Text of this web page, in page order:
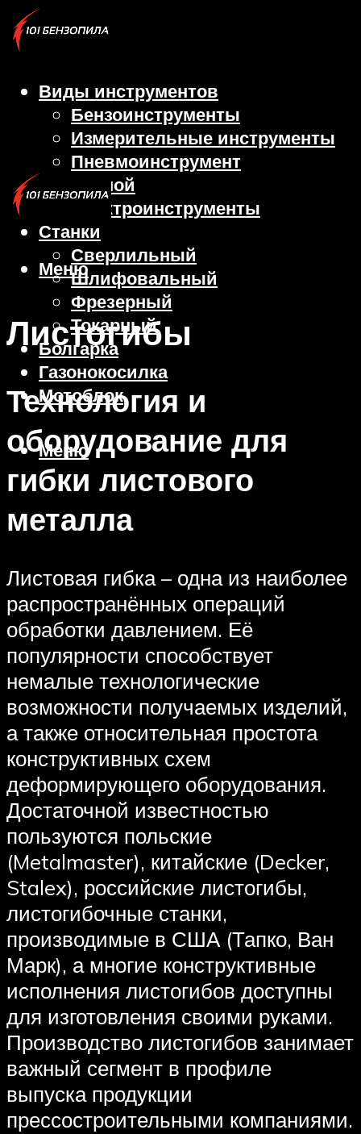
Виды инструментов
Бензоинструменты
Измерительные инструменты
Пневмоинструмент
Ручной
Электроинструменты
Станки
Сверлильный
Шлифовальный
Фрезерный
Токарный
Болгарка
Газонокосилка
Мотоблок
Меню
Меню
Листогибы
Технология и
оборудование для
гибки листового
металла
Листовая гибка – одна из наиболее
распространённых операций
обработки давлением. Её
популярности способствует
немалые технологические
возможности получаемых изделий,
а также относительная простота
конструктивных схем
деформирующего оборудования.
Достаточной известностью
пользуются польские
(Metalmaster), китайские (Decker,
Stalex), российские листогибы,
листогибочные станки,
производимые в США (Тапко, Ван
Марк), а многие конструктивные
исполнения листогибов доступны
для изготовления своими руками.
Производство листогибов занимает
важный сегмент в профиле
выпуска продукции
прессостроительными компаниями.